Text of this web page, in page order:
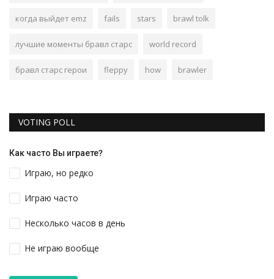
когда выйдет emz fails stars brawl tolk
лучшие моменты бравл старс world record
бравл старс герои fleppy how brawler
VOTING POLL
Как часто Вы играете?
Играю, но редко
Играю часто
Несколько часов в день
Не играю вообще